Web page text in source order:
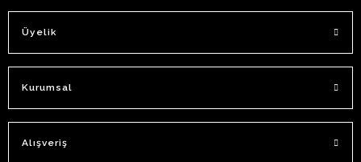
Üyelik
Kurumsal
Alışveriş